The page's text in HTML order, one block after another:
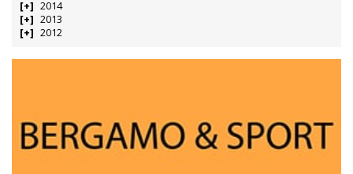
2014
2013
2012